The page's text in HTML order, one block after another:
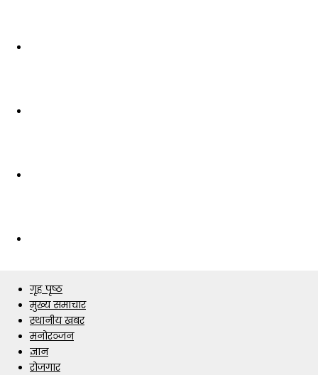
गृह पृष्ठ
मुख्य समाचार
स्थानीय खबर
मनोरञ्जन
ज्ञान
रोजगार